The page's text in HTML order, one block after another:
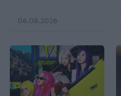
06.08.2026